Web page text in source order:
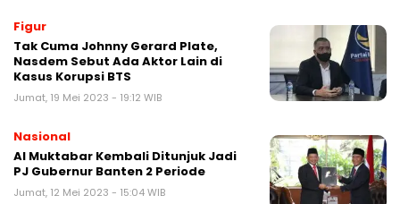
Figur
Tak Cuma Johnny Gerard Plate,
Nasdem Sebut Ada Aktor Lain di
Kasus Korupsi BTS
Jumat, 19 Mei 2023 - 19:12 WIB
Nasional
Al Muktabar Kembali Ditunjuk Jadi
PJ Gubernur Banten 2 Periode
Jumat, 12 Mei 2023 - 15:04 WIB